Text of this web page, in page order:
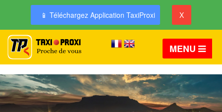
📱 Téléchargez Application TaxiProxi X
MENU